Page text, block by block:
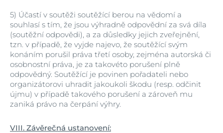
5) Účastí v soutěži soutěžící berou na vědomí a
souhlasí s tím, že jsou výhradně odpovědní za svá díla
(soutěžní odpovědi), a za důsledky jejich zveřejnění,
tzn. v případě, že vyjde najevo, že soutěžící svým
konáním porušil práva třetí osoby, zejména autorská či
osobnostní práva, je za takovéto porušení plně
odpovědný. Soutěžící je povinen pořadateli nebo
organizátorovi uhradit jakoukoli škodu (resp. odčinit
újmu) v případě takového porušení a zároveň mu
zaniká právo na čerpání výhry.
VIII. Závěrečná ustanovení: